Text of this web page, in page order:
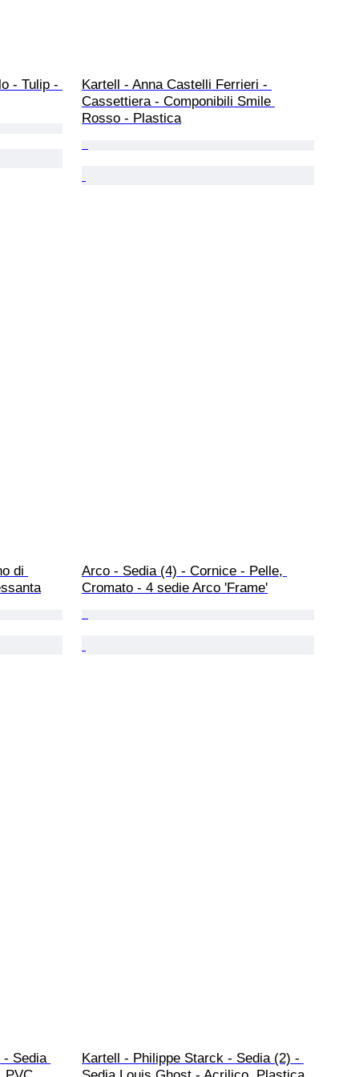
- Tulip -
Kartell - Anna Castelli Ferrieri -
Cassettiera - Componibili Smile
Rosso - Plastica
di
Arco - Sedia (4) - Cornice - Pelle,
Cromato - 4 sedie Arco 'Frame'
- Sedia
Kartell - Philippe Starck - Sedia (2) -